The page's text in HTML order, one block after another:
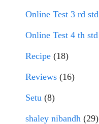
Online Test 3 rd std
Online Test 4 th std
Recipe (18)
Reviews (16)
Setu (8)
shaley nibandh (29)